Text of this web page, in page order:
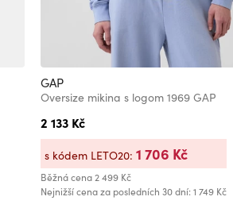
GAP
Oversize mikina s logom 1969 GAP
2 133 Kč
Běžná cena2 499 Kč
Nejnižší cena za posledních 30 dní: 1 749 Kč
s kódem LETO20: 1 706 Kč